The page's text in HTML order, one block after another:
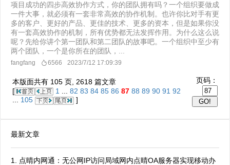
项目成功的四步高效协作方式，你的团队拥有吗？一个组织要做成
一件大事，就必须有一套非常高效的协作机制。也许你比对手有更
多的客户、更好的产品、更佳的技术、更多的资本，但是如果你没
有一套高效协作的机制，所有优势都无法发挥作用。为什么这么说
呢？先给你讲个第一团队和第二团队的故事吧。一个组织中至少有
两个团队，一个是你所在的团队，...
fangfang 6566 2023/7/12 17:09:39
本版面共有 105 页, 2618 篇文章
[
1 82 83 84 85 86 87 88 89 90 91 92
... 105 ]
页码：
最新文章
点晴内网通：无公网IP访问局域网内点晴OA服务器实现移动办